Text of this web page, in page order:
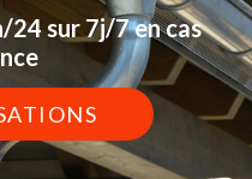
24 sur 7j/7 en cas